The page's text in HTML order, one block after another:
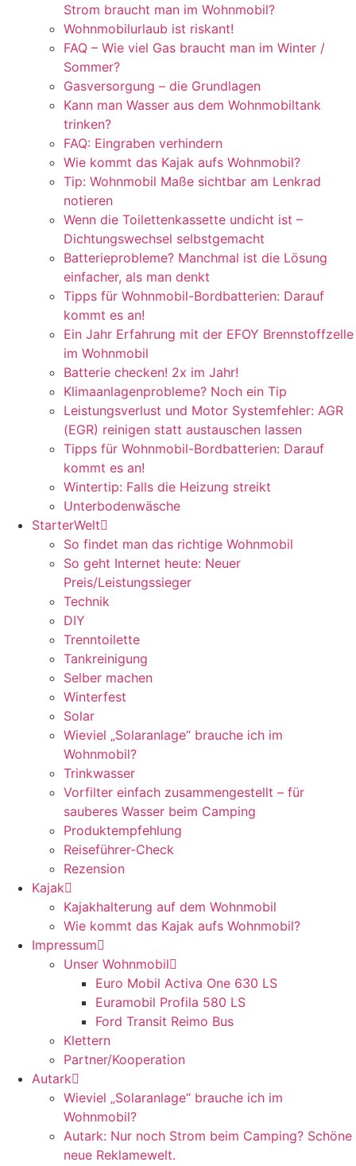
Strom braucht man im Wohnmobil?
Wohnmobilurlaub ist riskant!
FAQ – Wie viel Gas braucht man im Winter /
Sommer?
Gasversorgung – die Grundlagen
Kann man Wasser aus dem Wohnmobiltank
trinken?
FAQ: Eingraben verhindern
Wie kommt das Kajak aufs Wohnmobil?
Tip: Wohnmobil Maße sichtbar am Lenkrad
notieren
Wenn die Toilettenkassette undicht ist –
Dichtungswechsel selbstgemacht
Batterieprobleme? Manchmal ist die Lösung
einfacher, als man denkt
Tipps für Wohnmobil-Bordbatterien: Darauf
kommt es an!
Ein Jahr Erfahrung mit der EFOY Brennstoffzelle
im Wohnmobil
Batterie checken! 2x im Jahr!
Klimaanlagenprobleme? Noch ein Tip
Leistungsverlust und Motor Systemfehler: AGR
(EGR) reinigen statt austauschen lassen
Tipps für Wohnmobil-Bordbatterien: Darauf
kommt es an!
Wintertip: Falls die Heizung streikt
Unterbodenwäsche
StarterWelt
So findet man das richtige Wohnmobil
So geht Internet heute: Neuer
Preis/Leistungssieger
Technik
DIY
Trenntoilette
Tankreinigung
Selber machen
Winterfest
Solar
Wieviel „Solaranlage“ brauche ich im
Wohnmobil?
Trinkwasser
Vorfilter einfach zusammengestellt – für
sauberes Wasser beim Camping
Produktempfehlung
Reiseführer-Check
Rezension
Kajak
Kajakhalterung auf dem Wohnmobil
Wie kommt das Kajak aufs Wohnmobil?
Impressum
Unser Wohnmobil
Euro Mobil Activa One 630 LS
Euramobil Profila 580 LS
Ford Transit Reimo Bus
Klettern
Partner/Kooperation
Autark
Wieviel „Solaranlage“ brauche ich im
Wohnmobil?
Autark: Nur noch Strom beim Camping? Schöne
neue Reklamewelt.